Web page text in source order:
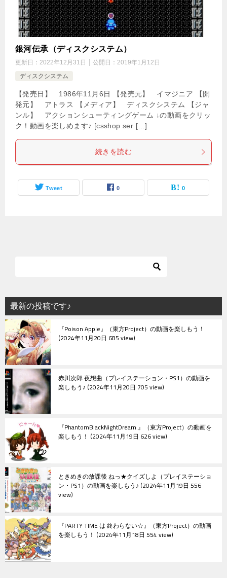
銀河伝承（ディスクシステム）
更新日： 2022年12月31日 公開日： 2019年1月12日
ディスクシステム
【発売日】 1986年11月6日 【発売元】 イマジニア 【開
発元】 アトラス 【メディア】 ディスクシステム 【ジャ
ンル】 アクションシューティングゲーム ↓の動画をクリッ
ク！動画を楽しめます♪ [csshop ser […]
続きを読む
Tweet 0 0
最新の投稿です♪
『Poison Apple』（東方Project）の動画を楽しもう！
2024年11月20日 685 view
赤川次郎 夜想曲（プレイステーション・PS1）の動画を
楽しもう♪ 2024年11月20日 705 view
『PhantomBlackNightDream.』（東方Project）の動画を
楽しもう！ 2024年11月19日 626 view
ときめきの放課後 ねっ★クイズしよ（プレイステーショ
ン・PS1）の動画を楽しもう♪ 2024年11月19日 556
view
『PARTY TIME は 終わらない☆』（東方Project）の動画
を楽しもう！ 2024年11月18日 554 view